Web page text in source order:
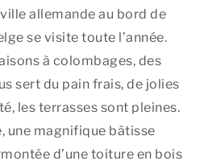
allemande au bord de
se visite toute l’année.
à colombages, des
sert du pain frais, de jolies
les terrasses sont pleines.
une magnifique bâtisse
d’une toiture en bois